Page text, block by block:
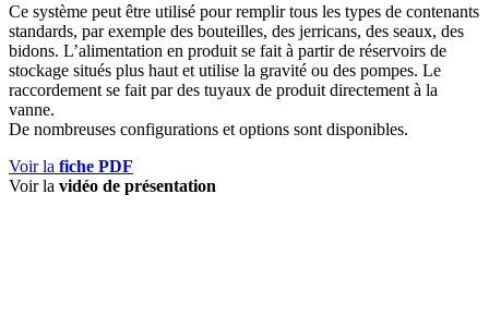
Ce système peut être utilisé pour remplir tous les types de contenants
standards, par exemple des bouteilles, des jerricans, des seaux, des
bidons. L’alimentation en produit se fait à partir de réservoirs de
stockage situés plus haut et utilise la gravité ou des pompes. Le
raccordement se fait par des tuyaux de produit directement à la
vanne.
De nombreuses configurations et options sont disponibles.
Voir la fiche PDF
Voir la vidéo de présentation